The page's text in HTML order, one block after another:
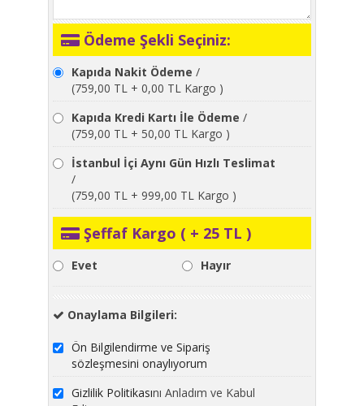
Ödeme Şekli Seçiniz:
Kapıda Nakit Ödeme /
(759,00 TL + 0,00 TL Kargo )
Kapıda Kredi Kartı İle Ödeme /
(759,00 TL + 50,00 TL Kargo )
İstanbul İçi Aynı Gün Hızlı Teslimat
/
(759,00 TL + 999,00 TL Kargo )
Şeffaf Kargo ( + 25 TL )
Evet Hayır
Onaylama Bilgileri:
Ön Bilgilendirme ve Sipariş
sözleşmesini onaylıyorum
Gizlilik Politikasını Anladım ve Kabul